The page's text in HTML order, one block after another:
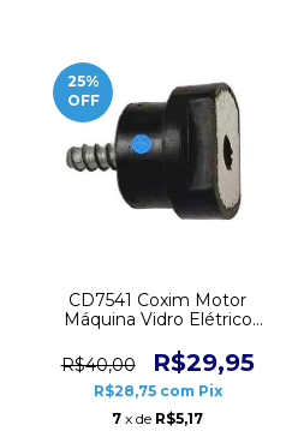
25%
OFF
CD7541 Coxim Motor
Máquina Vidro Elétrico
R$40,00
R$29,95
R$28,75 com Pix
7 x de R$5,17